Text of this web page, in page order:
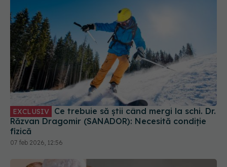
EXCLUSIV
Răzvan Dragomir (SANADOR): Necesită condiție
fizică
07 feb 2026, 12:56